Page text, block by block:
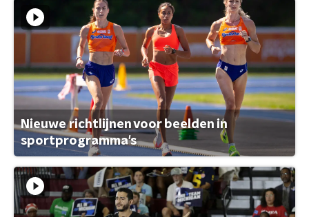
Nieuwe richtlijnen voor beelden in
sportprogramma's